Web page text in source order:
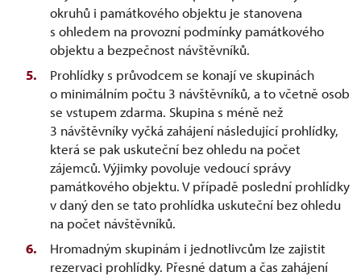
okruhů i památkového objektu je stanovena
s ohledem na provozní podmínky památkového
objektu a bezpečnost návštěvníků.
Prohlídky s průvodcem se konají ve skupinách
o minimálním počtu 3 návštěvníků, a to včetně osob
se vstupem zdarma. Skupina s méně než
3 návštěvníky vyčká zahájení následující prohlídky,
která se pak uskuteční bez ohledu na počet
zájemců. Výjimky povoluje vedoucí správy
památkového objektu. V případě poslední prohlídky
v daný den se tato prohlídka uskuteční bez ohledu
na počet návštěvníků.
Hromadným skupinám i jednotlivcům lze zajistit
rezervaci prohlídky. Přesné datum a čas zahájení